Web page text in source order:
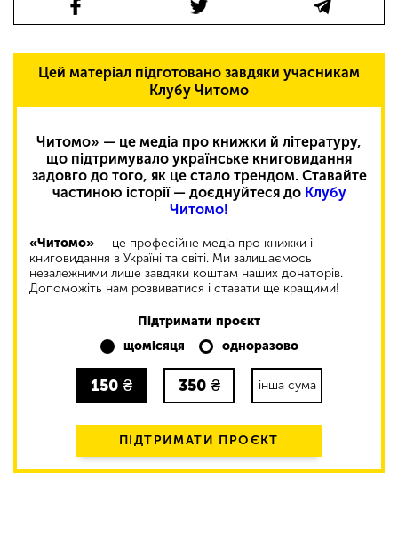
Цей матеріал підготовано завдяки учасникам
Клубу Читомо
Читомо» — це медіа про книжки й літературу,
що підтримувало українське книговидання
задовго до того, як це стало трендом. Ставайте
частиною історії — доєднуйтеся до Клубу
Читомо!
«Читомо» — це професійне медіа про книжки і
книговидання в Україні та світі. Ми залишаємось
незалежними лише завдяки коштам наших донаторів.
Допоможіть нам розвиватися і ставати ще кращими!
Підтримати проєкт
щомісяця
одноразово
150 ₴ 350 ₴ інша сума
ПІДТРИМАТИ ПРОЄКТ